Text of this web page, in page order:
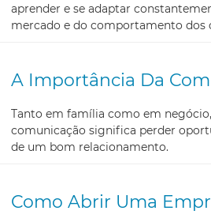
aprender e se adaptar
mercado e do comportamento dos
A Importância Da
Tanto em família como em
comunicação significa perder
de um bom relacionamento.
Como Abrir Uma